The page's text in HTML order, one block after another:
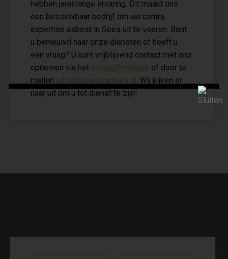
hebben jarenlange ervaring. Dit maakt ons
een betrouwbaar bedrijf om uw contra
expertise asbest in Goes uit te voeren. Bent
u benieuwd naar onze diensten of heeft u
een vraag? U kunt vrijblijvend contact met ons
opnemen via het contactformulier of door te
mailen info@asbest-advies.nl. Wij kijken er
naar uit om u tot dienst te zijn!